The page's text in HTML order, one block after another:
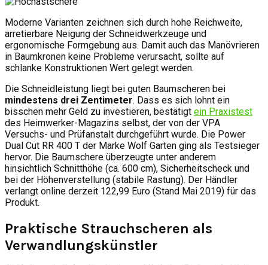
Moderne Varianten zeichnen sich durch hohe Reichweite,
arretierbare Neigung der Schneidwerkzeuge und
ergonomische Formgebung aus. Damit auch das Manövrieren
in Baumkronen keine Probleme verursacht, sollte auf
schlanke Konstruktionen Wert gelegt werden.
Die Schneidleistung liegt bei guten Baumscheren bei
mindestens drei Zentimeter. Dass es sich lohnt ein
bisschen mehr Geld zu investieren, bestätigt ein Praxistest
des Heimwerker-Magazins selbst, der von der VPA
Versuchs- und Prüfanstalt durchgeführt wurde. Die Power
Dual Cut RR 400 T der Marke Wolf Garten ging als Testsieger
hervor. Die Baumschere überzeugte unter anderem
hinsichtlich Schnitthöhe (ca. 600 cm), Sicherheitscheck und
bei der Höhenverstellung (stabile Rastung). Der Händler
verlangt online derzeit 122,99 Euro (Stand Mai 2019) für das
Produkt.
Praktische Strauchscheren als
Verwandlungskünstler